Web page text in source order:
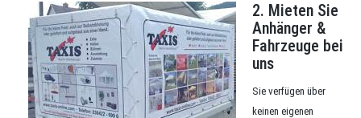
2. Mieten Sie
Anhänger &
Fahrzeuge bei
uns
Sie verfügen über
keinen eigenen